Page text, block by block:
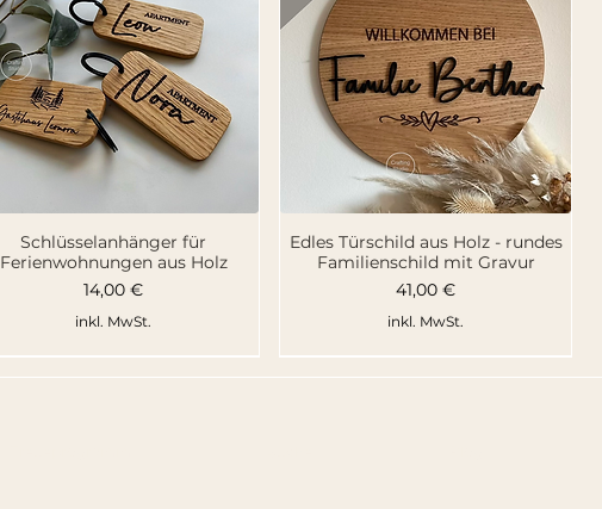
Schnellansicht
Schlüsselanhänger für
Ferienwohnungen aus Holz
Preis
14,00 €
inkl. MwSt.
Schnellansicht
Edles Türschild aus Holz - rundes
Familienschild mit Gravur
Preis
41,00 €
inkl. MwSt.